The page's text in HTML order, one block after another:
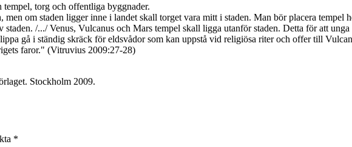
tempel, torg och offentliga byggnader.
om staden ligger inne i landet skall torget vara mitt i staden. Man bör placera tempel
staden. /.../ Venus, Vulcanus och Mars tempel skall ligga utanför staden. Detta för att
gå i ständig skräck för eldsvådor som kan uppstå vid religiösa riter och offer till
faror." (Vitruvius 2009:27-28)
Stockholm 2009.
*